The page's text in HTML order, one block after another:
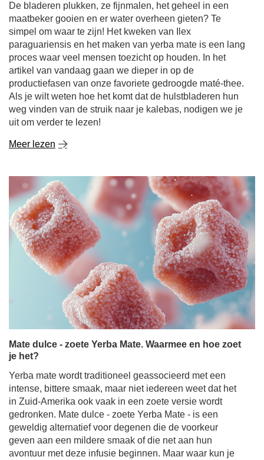
De bladeren plukken, ze fijnmalen, het geheel in een
maatbeker gooien en er water overheen gieten? Te
simpel om waar te zijn! Het kweken van Ilex
paraguariensis en het maken van yerba mate is een lang
proces waar veel mensen toezicht op houden. In het
artikel van vandaag gaan we dieper in op de
productiefasen van onze favoriete gedroogde maté-thee.
Als je wilt weten hoe het komt dat de hulstbladeren hun
weg vinden van de struik naar je kalebas, nodigen we je
uit om verder te lezen!
Meer lezen
Mate dulce - zoete Yerba Mate. Waarmee en hoe zoet
je het?
Yerba mate wordt traditioneel geassocieerd met een
intense, bittere smaak, maar niet iedereen weet dat het
in Zuid-Amerika ook vaak in een zoete versie wordt
gedronken. Mate dulce - zoete Yerba Mate - is een
geweldig alternatief voor degenen die de voorkeur
geven aan een mildere smaak of die net aan hun
avontuur met deze infusie beginnen. Maar waar kun je